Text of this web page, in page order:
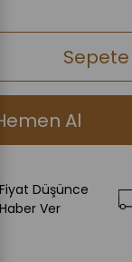
Fiyat Düşünce
Haber Ver